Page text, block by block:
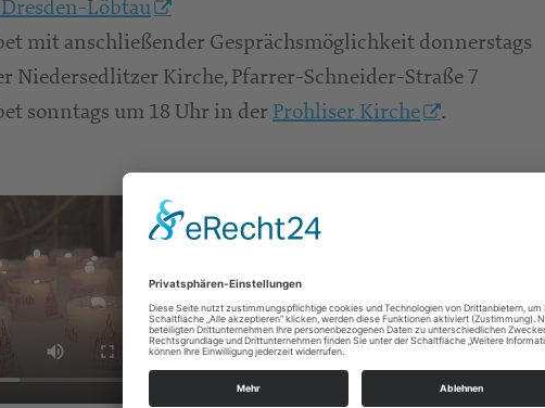
Löbtau
mit anschließender Gesprächsmöglichkeit donnerstags
Niedersedlitzer Kirche, Pfarrer-Schneider-Straße 7
sonntags um 18 Uhr in der Prohliser Kirche .